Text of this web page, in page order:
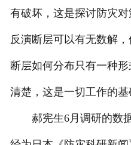
有破坏，这是探讨防灾
反演断层可以有无数解
断层如何分布只有一种
清楚，这是一切工作的
郝宪生6月调研的数据